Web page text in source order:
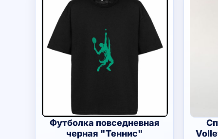
Футболка повседневная
черная "Теннис"